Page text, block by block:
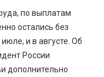
по выплатам
остались без
и в августе. Об
России
дополнительно